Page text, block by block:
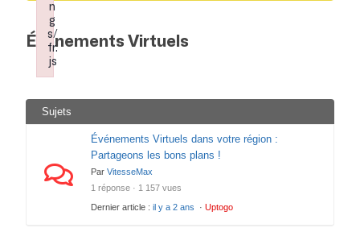
Événements Virtuels
Sujets
Événements Virtuels dans votre région :
Partageons les bons plans !
ParVitesseMax
1 réponse · 1 157 vues
Dernier article :il y a 2 ans ·Uptogo
n
g
s/
fr.
js
Failed to load plugin url: https://uptogo.fr/wp-includes/js/